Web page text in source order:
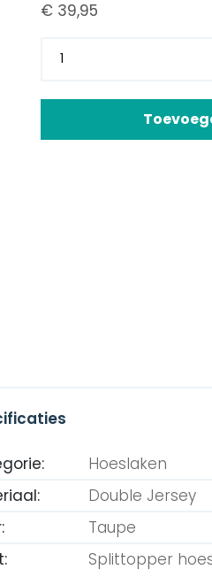
Hoeslaken
Double Jersey
Taupe
Splittopper